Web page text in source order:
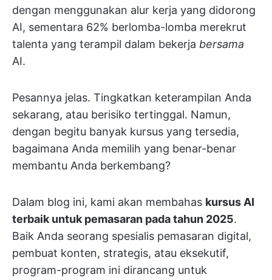
dengan menggunakan alur kerja yang didorong
AI, sementara 62% berlomba-lomba merekrut
talenta yang terampil dalam bekerja bersama
AI.
Pesannya jelas. Tingkatkan keterampilan Anda
sekarang, atau berisiko tertinggal. Namun,
dengan begitu banyak kursus yang tersedia,
bagaimana Anda memilih yang benar-benar
membantu Anda berkembang?
Dalam blog ini, kami akan membahas kursus AI
terbaik untuk pemasaran pada tahun 2025.
Baik Anda seorang spesialis pemasaran digital,
pembuat konten, strategis, atau eksekutif,
program-program ini dirancang untuk